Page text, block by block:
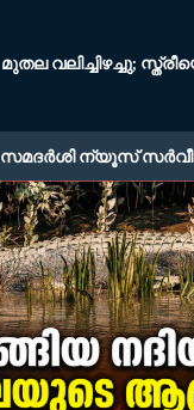
മുതല വലിച്ചിഴച്ചു;
സമദർശി ന്യൂസ്